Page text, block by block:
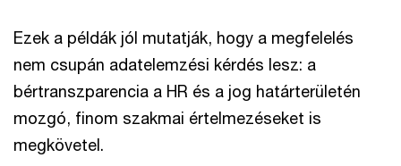
Ezek a példák jól mutatják, hogy a megfelelés
nem csupán adatelemzési kérdés lesz: a
bértranszparencia a HR és a jog határterületén
mozgó, finom szakmai értelmezéseket is
megkövetel.